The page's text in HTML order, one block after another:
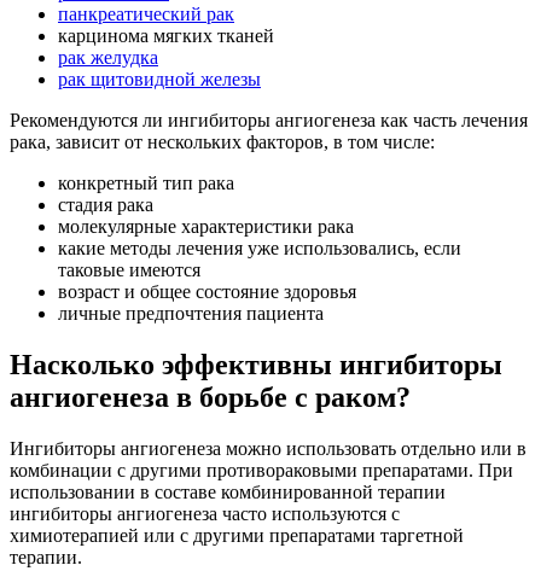
панкреатический рак
карцинома мягких тканей
рак желудка
рак щитовидной железы
Рекомендуются ли ингибиторы ангиогенеза как часть лечения
рака, зависит от нескольких факторов, в том числе:
конкретный тип рака
стадия рака
молекулярные характеристики рака
какие методы лечения уже использовались, если
таковые имеются
возраст и общее состояние здоровья
личные предпочтения пациента
Насколько эффективны ингибиторы
ангиогенеза в борьбе с раком?
Ингибиторы ангиогенеза можно использовать отдельно или в
комбинации с другими противораковыми препаратами. При
использовании в составе комбинированной терапии
ингибиторы ангиогенеза часто используются с
химиотерапией или с другими препаратами таргетной
терапии.